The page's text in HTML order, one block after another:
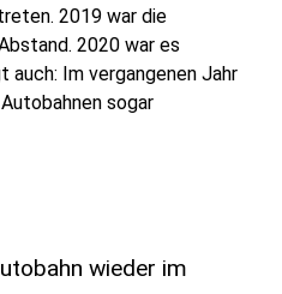
2019 war die
2020 war es
auch: Im vergangenen Jahr
sogar
wieder im